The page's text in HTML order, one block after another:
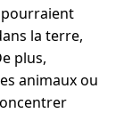
pourraient
la terre,
plus,
animaux ou